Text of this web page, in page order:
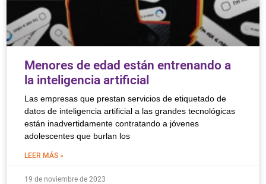
Menores de edad están entrenando a
la inteligencia artificial
Las empresas que prestan servicios de etiquetado de
datos de inteligencia artificial a las grandes tecnológicas
están inadvertidamente contratando a jóvenes
adolescentes que burlan los
LEER MÁS »
19 de noviembre de 2023